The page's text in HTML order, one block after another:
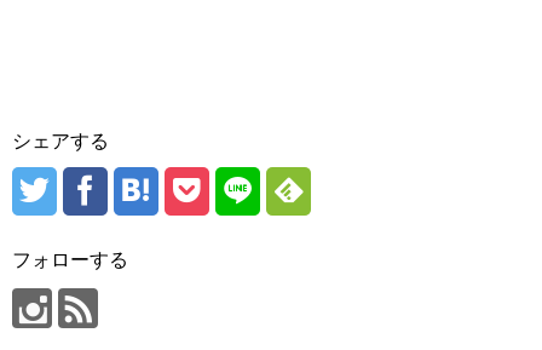
シェアする
フォローする